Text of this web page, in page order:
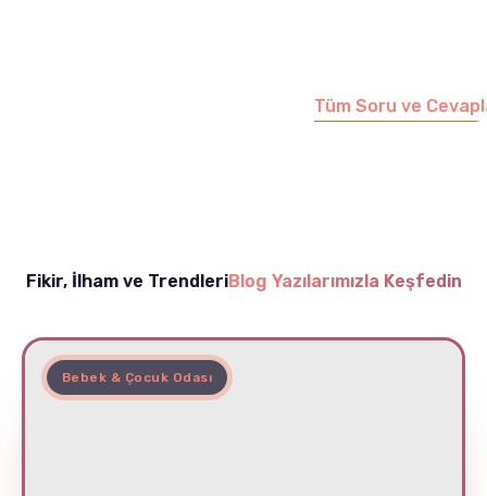
Tüm Soru ve
Fikir, İlham ve TrendleriBlog Yazılarımızla Keşfedin
Bebek & Çocuk Odası